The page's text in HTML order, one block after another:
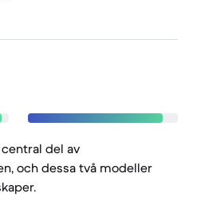
del av
och dessa två modeller